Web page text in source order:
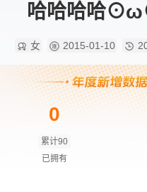
哈哈哈哈
女 2015-01-10
0
累计90
已拥有